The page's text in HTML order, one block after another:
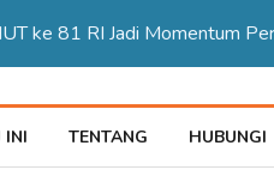
INI TENTANG HUBUNGI